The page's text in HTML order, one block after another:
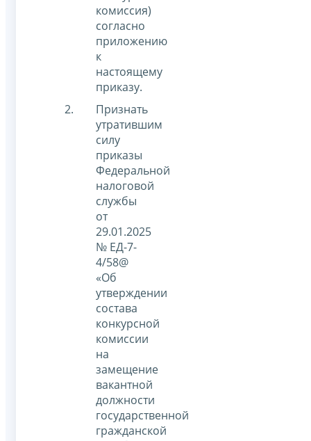
комиссия)
согласно
приложению
к
настоящему
приказу.
Признать
утратившим
силу
приказы
Федеральной
налоговой
службы
от
29.01.2025
№ ЕД-7-
4/58@
«Об
утверждении
состава
конкурсной
комиссии
на
замещение
вакантной
должности
государственной
гражданской